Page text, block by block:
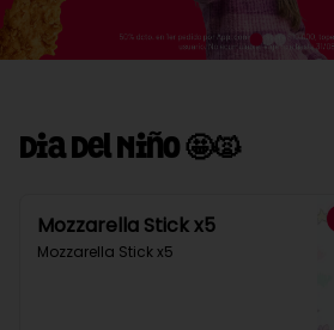
Dia Del Niño 🤩🙀
Mozzarella Stick x5
Mozzarella Stick x5